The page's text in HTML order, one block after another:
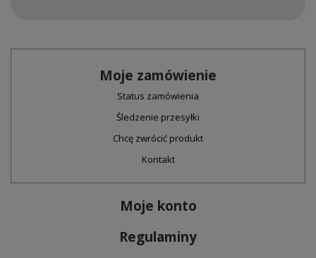
Moje zamówienie
Status zamówienia
Śledzenie przesyłki
Chcę zwrócić produkt
Kontakt
Moje konto
Regulaminy